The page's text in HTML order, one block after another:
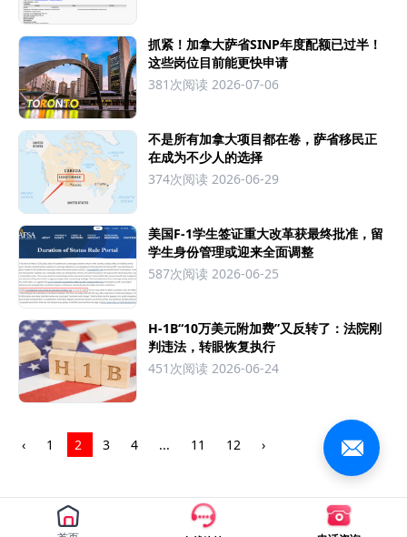
抓紧！加拿大萨省SINP年度配额已过半！
这些岗位目前能更快申请
381次阅读 2026-07-06
不是所有加拿大项目都在卷，萨省移民正
在成为不少人的选择
374次阅读 2026-06-29
美国F-1学生签证重大改革获最终批准，留
学生身份管理或迎来全面调整
587次阅读 2026-06-25
H-1B“10万美元附加费”又反转了：法院刚
判违法，转眼恢复执行
451次阅读 2026-06-24
‹ 1 2 3 4 ... 11 12 ›